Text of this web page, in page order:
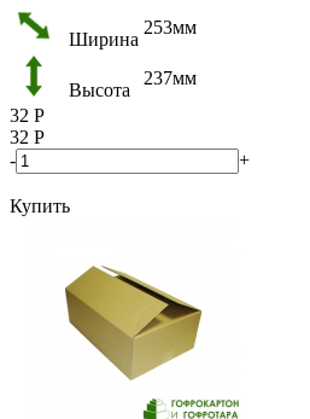
Ширина
253мм
Высота
237мм
32 Р
32 Р
-
+
Купить